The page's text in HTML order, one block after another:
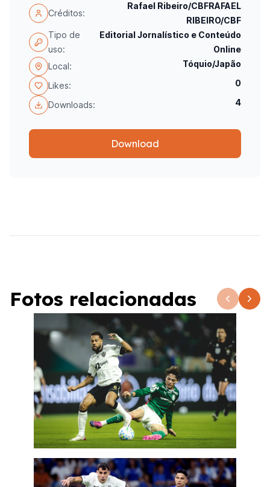
Créditos:
Rafael Ribeiro/CBFRAFAEL
RIBEIRO/CBF
Tipo de
uso:
Editorial Jornalístico e Conteúdo
Online
Local:
Tóquio/Japão
Likes: 0
Downloads: 4
Download
Fotos relacionadas